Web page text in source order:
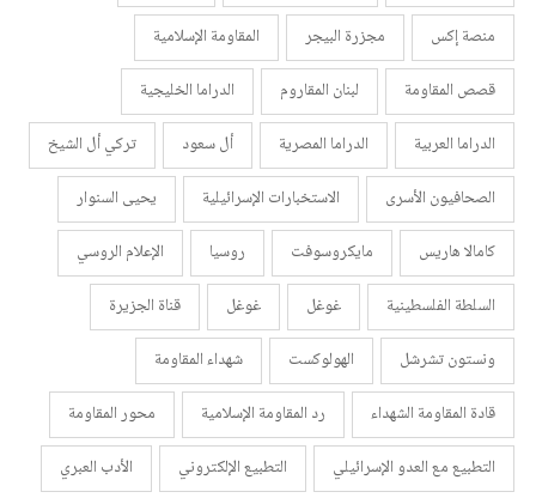
منصة إكس
مجزرة البيجر
المقاومة الإسلامية
قصص المقاومة
لبنان المقاروم
الدراما الخليجية
الدراما العربية
الدراما المصرية أل سعود
تركي أل الشيخ
الصحافيون الأسرى
الاستخبارات الإسرائيلية
يحيى السنوار
كامالا هاريس
مايكروسوفت روسيا
الإعلام الروسي
السلطة الفلسطينية
غوغل غوغل
قناة الجزيرة
ونستون تشرشل
الهولوكست
شهداء المقاومة
قادة المقاومة الشهداء
رد المقاومة الإسلامية
محور المقاومة
التطبيع مع العدو الإسرائيلي
التطبيع الإلكتروني
الأدب العبري